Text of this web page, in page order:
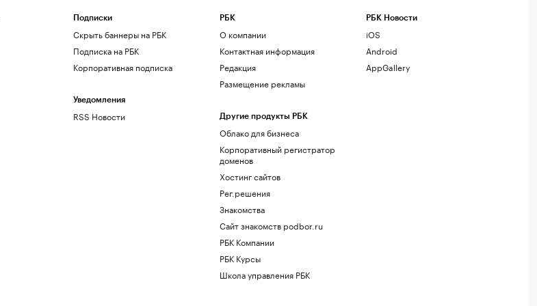
Подписки
Скрыть баннеры на РБК
Подписка на РБК
Корпоративная подписка
Уведомления
RSS Новости
РБК
О компании
Контактная информация
Редакция
Размещение рекламы
Другие продукты РБК
Облако для бизнеса
Корпоративный регистратор
доменов
Хостинг сайтов
Рег.решения
Знакомства
Сайт знакомств podbor.ru
РБК Компании
РБК Курсы
Школа управления РБК
РБК Новости
iOS
Android
AppGallery